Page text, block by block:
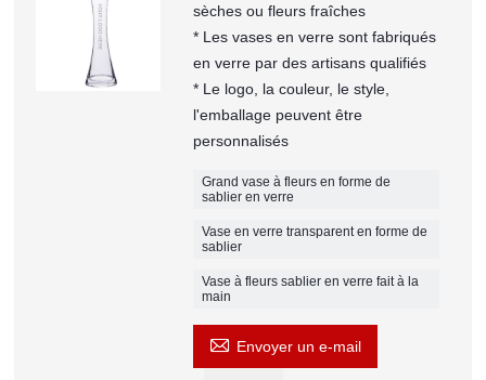
sèches ou fleurs fraîches
* Les vases en verre sont fabriqués
en verre par des artisans qualifiés
* Le logo, la couleur, le style,
l'emballage peuvent être
personnalisés
Grand vase à fleurs en forme de
sablier en verre
Vase en verre transparent en forme de
sablier
Vase à fleurs sablier en verre fait à la
main
 Envoyer un e-mail